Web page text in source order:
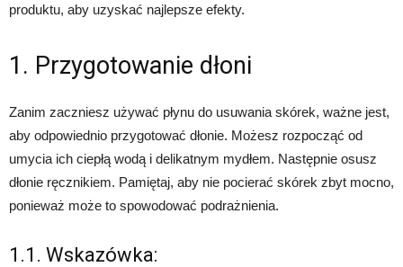
produktu, aby uzyskać najlepsze efekty.
1. Przygotowanie dłoni
Zanim zaczniesz używać płynu do usuwania skórek, ważne jest,
aby odpowiednio przygotować dłonie. Możesz rozpocząć od
umycia ich ciepłą wodą i delikatnym mydłem. Następnie osusz
dłonie ręcznikiem. Pamiętaj, aby nie pocierać skórek zbyt mocno,
ponieważ może to spowodować podrażnienia.
1.1. Wskazówka: